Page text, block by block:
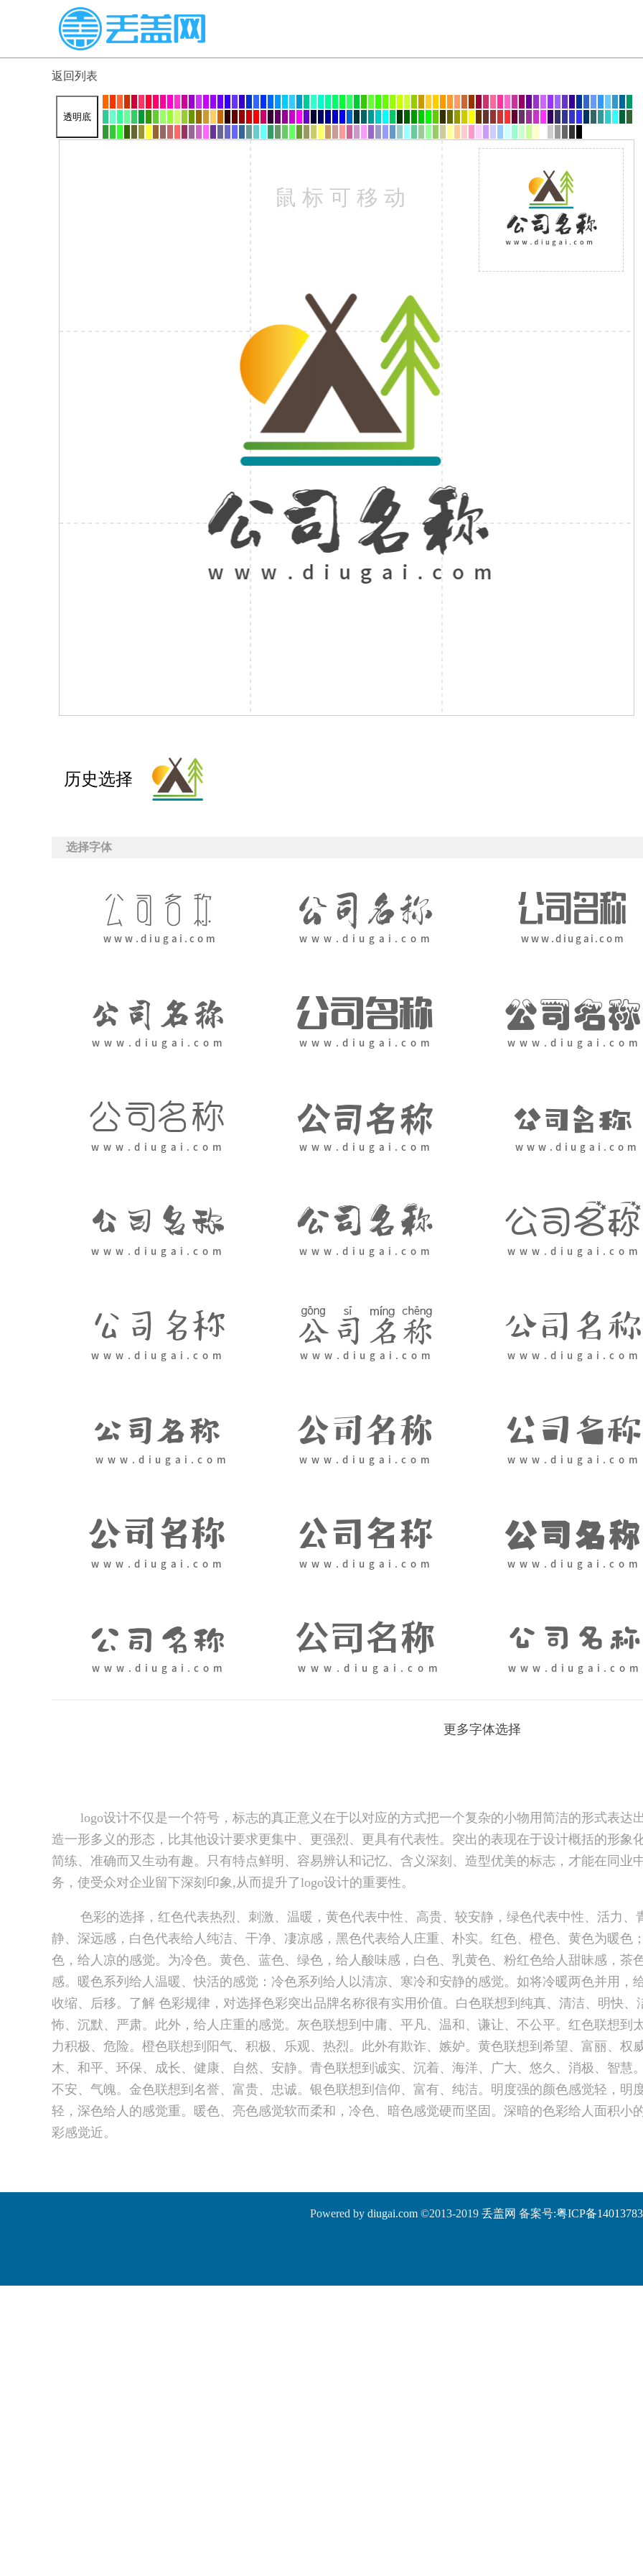
返回列表
透明底
历史选择
选择字体
更多字体选择
logo设计不仅是一个符号，标志的真正意义在于以对应的方式把一个复杂的小物用简洁的形式表达
造一形多义的形态，比其他设计要求更集中、更强烈、更具有代表性。突出的表现在于设计概括的形象
简练、准确而又生动有趣。只有特点鲜明、容易辨认和记忆、含义深刻、造型优美的标志，才能在同业
务，使受众对企业留下深刻印象,从而提升了logo设计的重要性。
色彩的选择，红色代表热烈、刺激、温暖，黄色代表中性、高贵、较安静，绿色代表中性、活力、
静、深远感，白色代表给人纯洁、干净、凄凉感，黑色代表给人庄重、朴实。红色、橙色、黄色为暖色
色，给人凉的感觉。为冷色。黄色、蓝色、绿色，给人酸味感，白色、乳黄色、粉红色给人甜昧感，茶
感。暖色系列给人温暖、快活的感觉：冷色系列给人以清凉、寒冷和安静的感觉。如将冷暖两色并用，
收缩、后移。了解 色彩规律，对选择色彩突出品牌名称很有实用价值。白色联想到纯真、清洁、明快
怖、沉默、严肃。此外，给人庄重的感觉。灰色联想到中庸、平凡、温和、谦让、不公平。红色联想到
力积极、危险。橙色联想到阳气、积极、乐观、热烈。此外有欺诈、嫉妒。黄色联想到希望、富丽、权
木、和平、环保、成长、健康、自然、安静。青色联想到诚实、沉着、海洋、广大、悠久、消极、智慧
不安、气魄。金色联想到名誉、富贵、忠诚。银色联想到信仰、富有、纯洁。明度强的颜色感觉轻，明
轻，深色给人的感觉重。暖色、亮色感觉软而柔和，冷色、暗色感觉硬而坚固。深暗的色彩给人面积小
彩感觉近。
Powered by diugai.com ©2013-2019 丢盖网 备案号:粤ICP备